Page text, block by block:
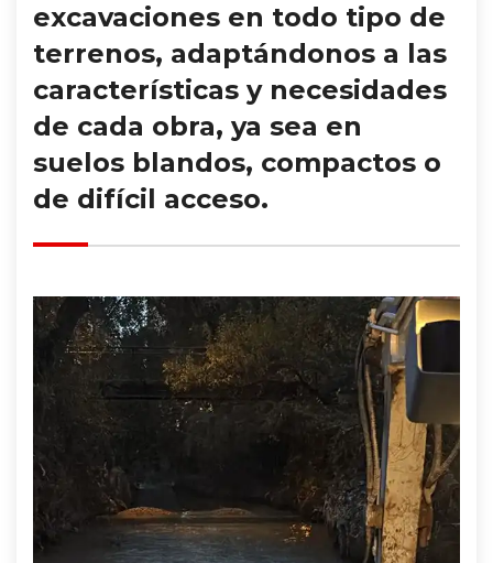
excavaciones en todo tipo de
terrenos, adaptándonos a las
características y necesidades
de cada obra, ya sea en
suelos blandos, compactos o
de difícil acceso.